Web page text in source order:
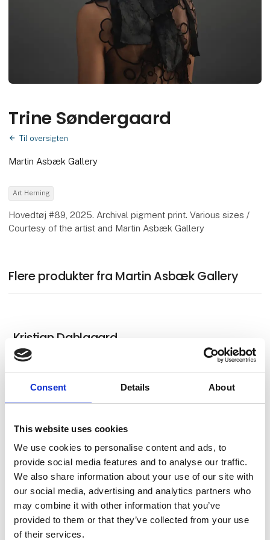
Consent Details About
This website uses cookies
We use cookies to personalise content and ads, to
provide social media features and to analyse our traffic.
We also share information about your use of our site with
our social media, advertising and analytics partners who
may combine it with other information that you’ve
provided to them or that they’ve collected from your use
of their services.
Trine Søndergaard
Til oversigten
Martin Asbæk Gallery
Art Herning
Hovedtøj #89, 2025. Archival pigment print. Various sizes /
Courtesy of the artist and Martin Asbæk Gallery
Flere produkter fra Martin Asbæk Gallery
Kristian Dahlgaard